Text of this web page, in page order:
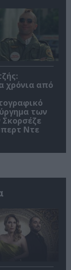
χρόνια από
των
Ντε